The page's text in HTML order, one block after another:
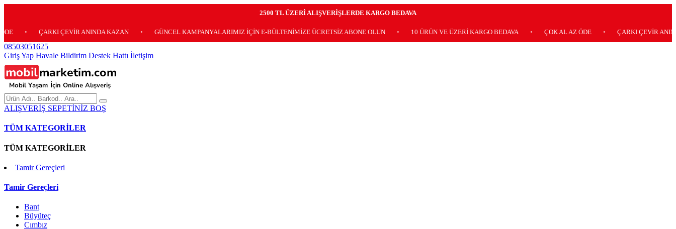
2500 TL ÜZERİ ALIŞVERİŞLERDE KARGO BEDAVA
ÇARKI ÇEVİR ANINDA KAZAN • GÜNCEL KAMPANYALARIMIZ İÇİN E-BÜLTENİMİZE ÜCRETSİZ ABONE OLUN • 10 ÜRÜN VE ÜZERİ KARGO BEDAVA • ÇOK AL AZ ÖDE • ÇARKI ÇEVİR ANINDA
08503051625
Giriş Yap Havale Bildirim Destek Hattı İletişim
ALIŞVERİŞ SEPETİNİZ BOŞ
TÜM KATEGORİLER
TÜM KATEGORİLER
Tamir Gereçleri
Tamir Gereçleri
Bant
Büyüteç
Cımbız